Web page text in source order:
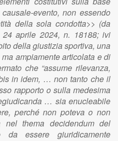
evento, non essendo
della sola condotta>> (da
aprile 2024, n. 18188; ivi
della giustizia sportiva, una
ampiamente articolata e di
che “assume rilevanza,
in idem, … non tanto che il
rapporto o sulla medesima
… sia enucleabile
perché non poteva o non
nel thema decidendum del
essere giuridicamente